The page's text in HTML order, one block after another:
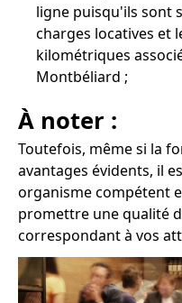
ligne puisqu'ils sont
charges locatives et
kilométriques
Montbéliard ;
À noter :
Toutefois, même si la
avantages évidents, il
organisme compétent
promettre une qualité
correspondant à vos